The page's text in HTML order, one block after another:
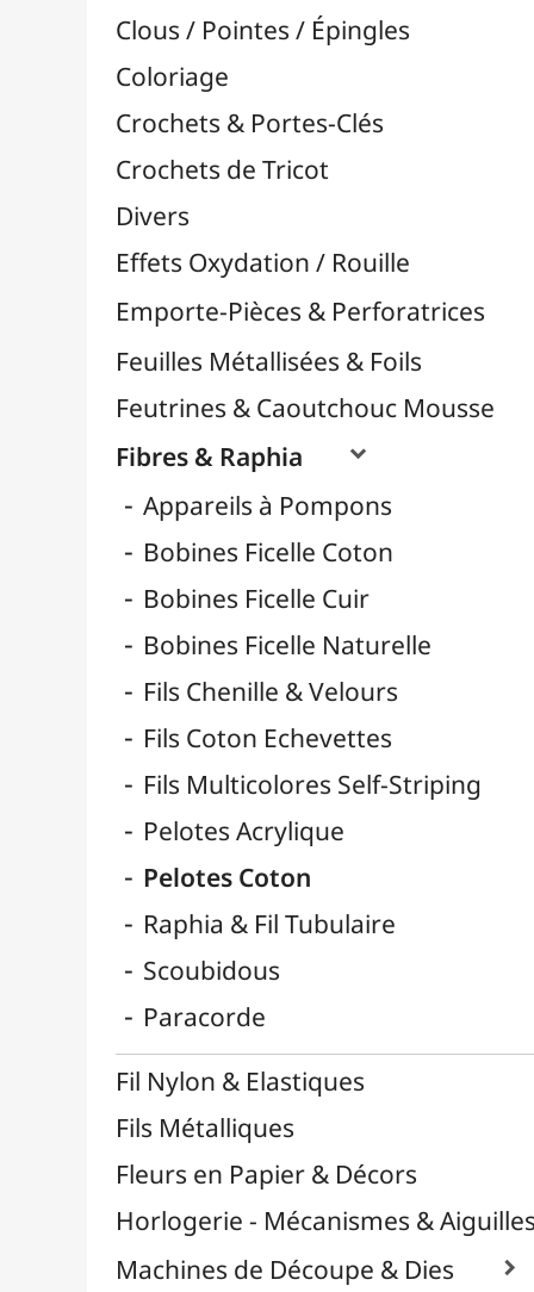
Fils Coton Echevettes
Fils Multicolores Self-Striping
Pelotes Acrylique
Pelotes Coton
Raphia & Fil Tubulaire
Paracorde
Fil Nylon & Elastiques
Fleurs en Papier & Décors
Horlogerie - Mécanismes & Aiguilles
Masques
Massicots & Lames
Oeillets & Rivets
Petites Pinces
Plantes & Jardin
Plastique Fou
Poncage / Émeri
Quilling / Pliage
Sable, Strass & Paillettes 
Savons
Sublimation
Supports en Cercles
Washi Tape / Masking Tape
EFCOLOR - Émaux à Froid
Médiums, Vernis & Colles
Modelage / Sculpture
Peintures / Couleurs
Pinceaux & Outils
Supports Dessin & Peinture
Transport / Rangement